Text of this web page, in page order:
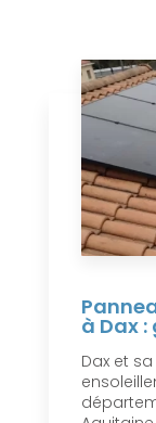
à Dax
Dax et